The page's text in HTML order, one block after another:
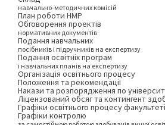
навчально-методичних комісій
План роботи НМР
Обговорення проектів
нормативних документів
Подання навчальних
посібників і підручників на експертизу
Подання освітніх програм
і навчальних планів на експертизу
Організація освітнього процесу
Положення та рекомендації
Накази та розпорядження по
Ліцензований обсяг та контингент
Графіки освітнього процесу
Графіки контролю